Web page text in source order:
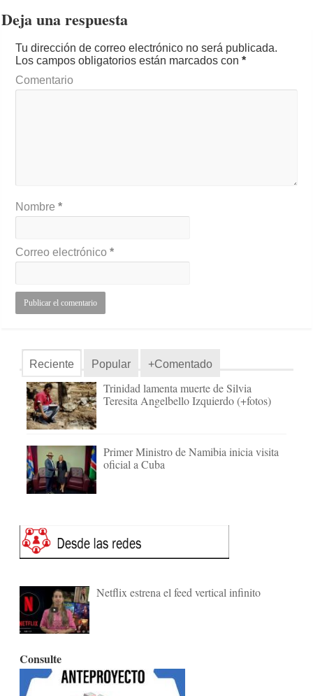
Deja una respuesta
Tu dirección de correo electrónico no será publicada.
Los campos obligatorios están marcados con*
Comentario
Nombre*
Correo electrónico*
Reciente Popular +Comentado
Trinidad lamenta muerte de Silvia
Teresita Angelbello Izquierdo (+fotos)
Primer Ministro de Namibia inicia visita
oficial a Cuba
Netflix estrena el feed vertical infinito
Consulte